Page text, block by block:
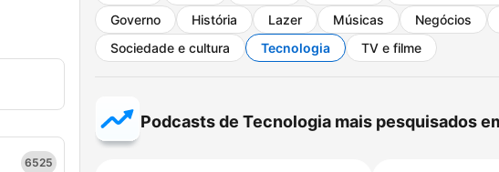
6525
Governo
História Lazer Músicas Negócios
Sociedade e cultura
Tecnologia TV e filme
Podcasts de Tecnologia mais pesquisados